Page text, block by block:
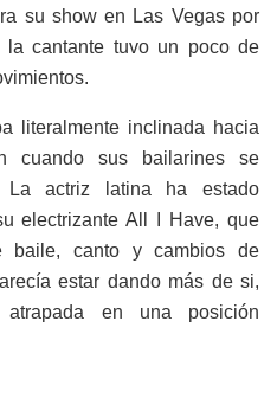
su show en Las Vegas por
cantante tuvo un poco de
literalmente inclinada hacia
cuando sus bailarines se
La actriz latina ha estado
electrizante All I Have, que
baile, canto y cambios de
estar dando más de si,
atrapada en una posición